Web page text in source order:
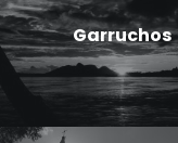
Garruchos